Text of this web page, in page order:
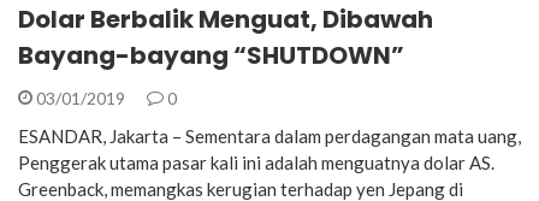
Dolar Berbalik Menguat, Dibawah
Bayang-bayang “SHUTDOWN”
03/01/2019 0
ESANDAR, Jakarta – Sementara dalam perdagangan mata uang,
Penggerak utama pasar kali ini adalah menguatnya dolar AS.
Greenback, memangkas kerugian terhadap yen Jepang di